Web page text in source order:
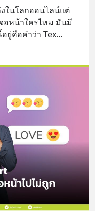
งในโลกออนไลน์แต่
จอหน้าใครไหม มันมี
ยู่คือคำว่า Tex...